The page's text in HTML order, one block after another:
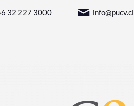
32 227 3000 info@pucv.cl